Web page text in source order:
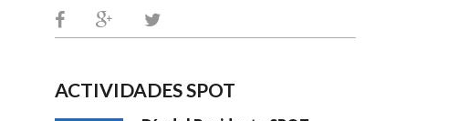
ACTIVIDADES SPOT